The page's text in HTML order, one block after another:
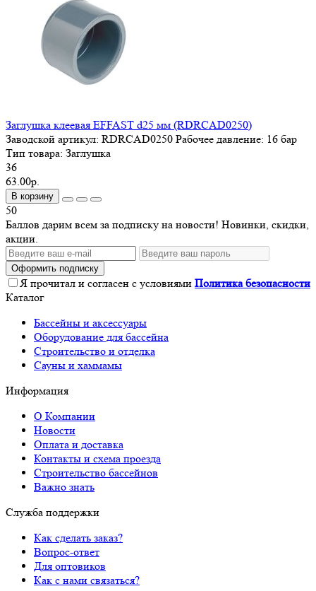
Заглушка клеевая EFFAST d25 мм (RDRСAD0250)
Заводской артикул: RDRСAD0250 Рабочее давление: 16 бар
Тип товара: Заглушка
36
63.00р.
В корзину
50
Баллов дарим всем за подписку на новости! Новинки, скидки,
акции.
Оформить подписку
Я прочитал и согласен с условиями Политика безопасности
Каталог
Бассейны и аксессуары
Оборудование для бассейна
Строительство и отделка
Сауны и хаммамы
Информация
О Компании
Новости
Оплата и доставка
Контакты и схема проезда
Строительство бассейнов
Важно знать
Служба поддержки
Как сделать заказ?
Вопрос-ответ
Для оптовиков
Как с нами связаться?